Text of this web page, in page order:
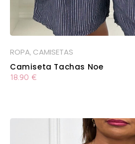
ROPA, CAMISETAS
Camiseta Tachas Noe
18.90 €